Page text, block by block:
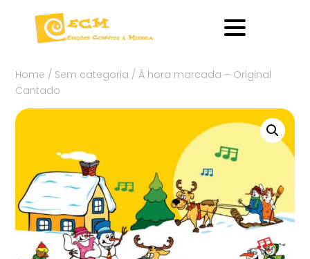
Home / Sem categoria / À hora marcada – Original
Cantado